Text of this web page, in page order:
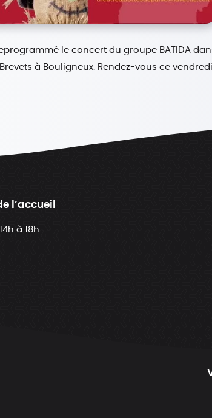
le concert du groupe BATIDA
à Bouligneux. Rendez-vous ce
l’accueil
à 18h